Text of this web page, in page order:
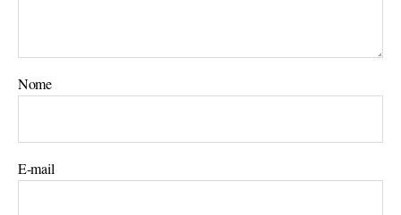
Nome
E-mail